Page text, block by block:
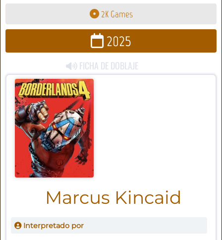
2K Games
2025
FICHA DE DOBLAJE
Marcus Kincaid
Interpretado por